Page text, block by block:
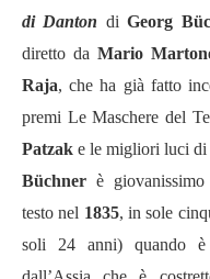
di Danton diGeorg
diretto da Mario
Raja, che ha già fatto
premi Le Maschere del
Patzak e le migliori luci di
Büchner è
testo nel 1835, in sole
soli 24 anni) quando è